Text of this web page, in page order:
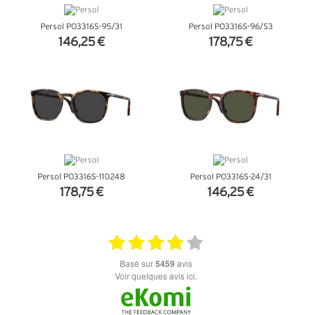
Persol PO3316S-95/31
146,25 €
Persol PO3316S-96/S3
178,75 €
Persol PO3316S-110248
178,75 €
Persol PO3316S-24/31
146,25 €
basé sur5459 avis
Voir quelques avis ici.